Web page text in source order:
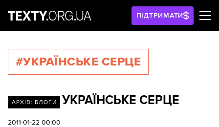
ПІДТРИМАТИ
#УКРАЇНСЬКЕ СЕРЦЕ
АРХІВ: БЛОГИ УКРАЇНСЬКЕ СЕРЦЕ
2011-01-22 00:00